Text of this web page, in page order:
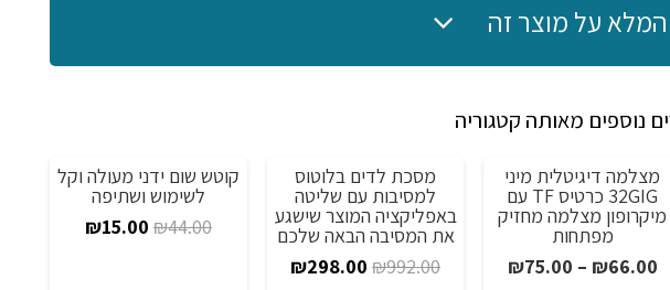
על מוצר זה
נוספים מאותה קטגוריה
מבצע!
מצלמה דיגיטלית מיני
32GIG כרטיס TF עם
מיקרופון מצלמה מחזיק
מפתחות
₪66.00
–
₪75.00
מבצע!
מסכת לדים בלוטוס
למסיבות עם שליטה
באפליקציה המוצר שישגע
את המסיבה הבאה שלכם
₪992.00
המחיר ₪298.00
המחיר
מבצע!
קוטש שום ידני מעולה וקל
לשימוש ושתיפה
₪44.00
המחיר₪15.00